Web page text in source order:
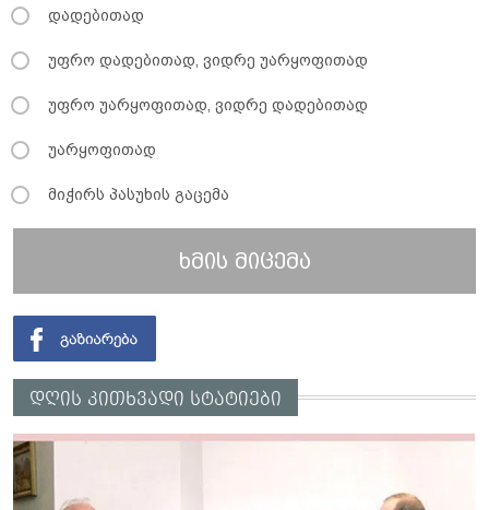
დადებითად
უფრო დადებითად, ვიდრე უარყოფითად
უფრო უარყოფითად, ვიდრე დადებითად
უარყოფითად
მიჭირს პასუხის გაცემა
ხმის მიცემა
დღის კითხვადი სტატიები